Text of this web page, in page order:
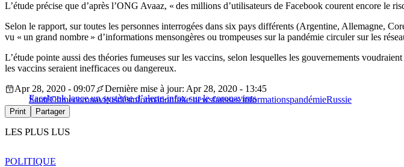
L’étude précise que d’après l’ONG Avaaz, « des millions d’utilisateurs de Facebook courent encore le
Selon le rapport, sur toutes les personnes interrogées dans six pays différents (Argentine, Allemagne,
vu « un grand nombre » d’informations mensongères ou trompeuses sur la pandémie circuler sur les
L’étude pointe aussi des théories fumeuses sur les vaccins, selon lesquelles les gouvernements
les vaccins seraient inefficaces ou dangereux.
Facebook lance un système d’alerte-infox sur le coronavirus
Apr 28, 2020 - 09:07
Dernière mise à jour: Apr 28, 2020 - 13:45
SantéChinecoronavirusdésinformationfake newsfausses informationspandémieRussie
Print Partager
LES PLUS LUS
POLITIQUE